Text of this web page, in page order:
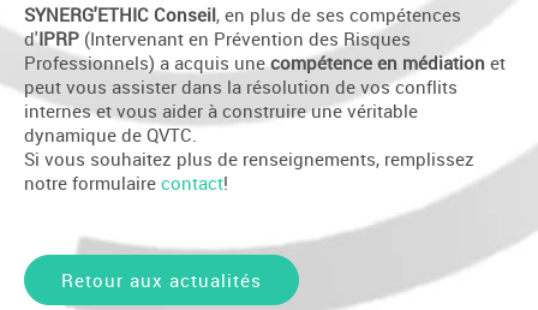
SYNERG'ETHIC Conseil, en plus de ses compétences
d'IPRP (Intervenant en Prévention des Risques
Professionnels) a acquis une compétence en médiation et
peut vous assister dans la résolution de vos conflits
internes et vous aider à construire une véritable
dynamique de QVTC.
Si vous souhaitez plus de renseignements, remplissez
notre formulaire contact!
Retour aux actualités